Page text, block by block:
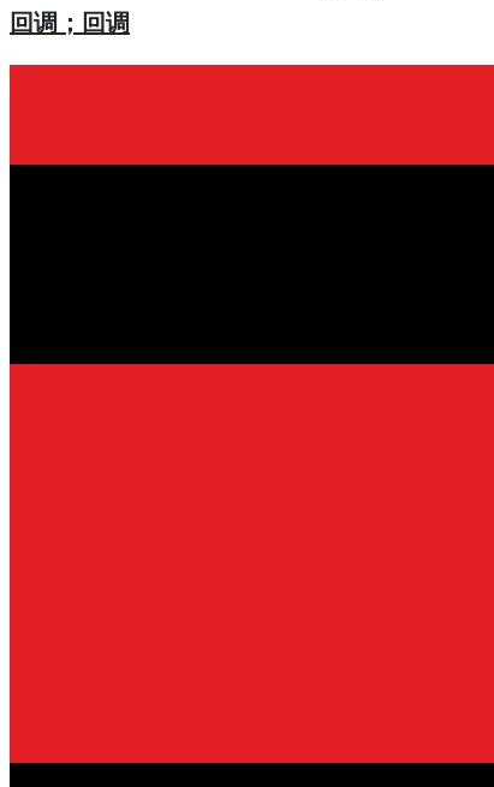
回调；回调